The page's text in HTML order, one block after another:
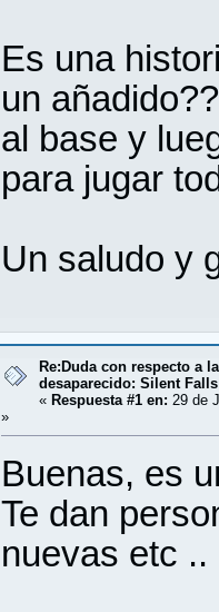
Es una
un
al base y
para jugar
Un saludo y
Re:Duda con respecto a
desaparecido: Silent Falls
« Respuesta #1 en: 29 de
»
Buenas, es
Te dan
nuevas etc ..